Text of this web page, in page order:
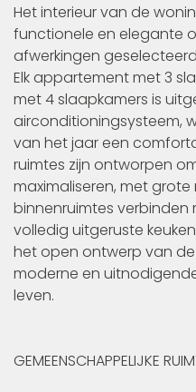
Het interieur van de
functionele en elegante
afwerkingen
Elk appartement met 3
met 4 slaapkamers is
airconditioningsysteem,
van het jaar een
ruimtes zijn ontworpen
maximaliseren, met
binnenruimtes verbinden
volledig uitgeruste
het open ontwerp van
moderne en
leven.
GEMEENSCHAPPELIJKE